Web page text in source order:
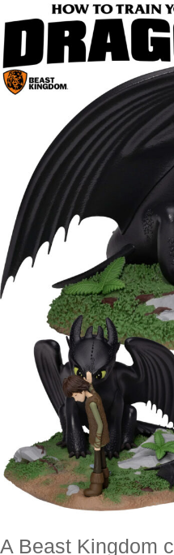
A Beast Kingdom